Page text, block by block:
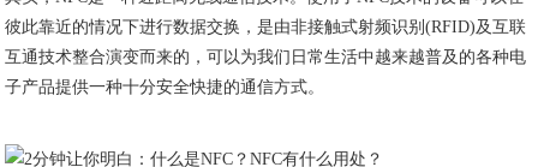
彼此靠近的情况下进行数据交换，是由非接触式射频识别(RFID)及互联
互通技术整合演变而来的，可以为我们日常生活中越来越普及的各种电
子产品提供一种十分安全快捷的通信方式。